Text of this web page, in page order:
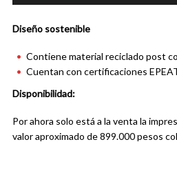
Diseño sostenible
Contiene material reciclado post
Cuentan con certificaciones
Disponibilidad:
Por ahora solo está a la venta la
valor aproximado de 899.000 pesos